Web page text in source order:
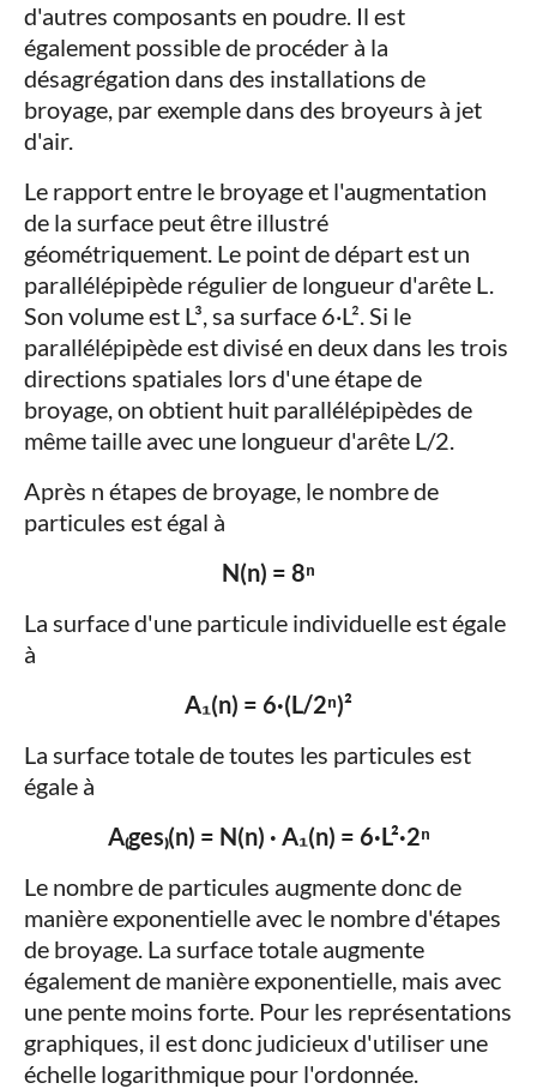
d'autres composants en poudre. Il est
également possible de procéder à la
désagrégation dans des installations de
broyage, par exemple dans des broyeurs à jet
d'air.
Le rapport entre le broyage et l'augmentation
de la surface peut être illustré
géométriquement. Le point de départ est un
parallélépipède régulier de longueur d'arête L.
Son volume est L³, sa surface 6·L². Si le
parallélépipède est divisé en deux dans les trois
directions spatiales lors d'une étape de
broyage, on obtient huit parallélépipèdes de
même taille avec une longueur d'arête L/2.
Après n étapes de broyage, le nombre de
particules est égal à
N(n) = 8ⁿ
La surface d'une particule individuelle est égale
à
A₁(n) = 6·(L/2ⁿ)²
La surface totale de toutes les particules est
égale à
A₍ges₎(n) = N(n) · A₁(n) = 6·L²·2ⁿ
Le nombre de particules augmente donc de
manière exponentielle avec le nombre d'étapes
de broyage. La surface totale augmente
également de manière exponentielle, mais avec
une pente moins forte. Pour les représentations
graphiques, il est donc judicieux d'utiliser une
échelle logarithmique pour l'ordonnée.